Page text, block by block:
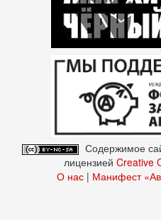
Содержимое
лицензией Creative
О нас| Манифест